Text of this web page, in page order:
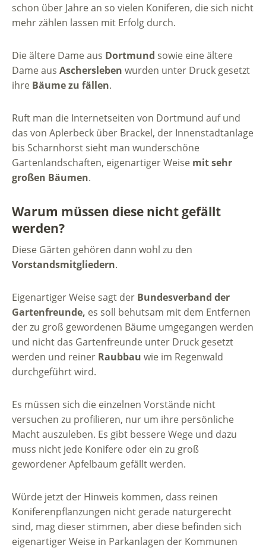
schon über Jahre an so vielen Koniferen, die sich nicht
mehr zählen lassen mit Erfolg durch.
Die ältere Dame aus Dortmund sowie eine ältere
Dame aus Aschersleben wurden unter Druck gesetzt
ihre Bäume zu fällen.
Ruft man die Internetseiten von Dortmund auf und
das von Aplerbeck über Brackel, der Innenstadtanlage
bis Scharnhorst sieht man wunderschöne
Gartenlandschaften, eigenartiger Weise mit sehr
großen Bäumen.
Warum müssen diese nicht gefällt
werden?
Diese Gärten gehören dann wohl zu den
Vorstandsmitgliedern.
Eigenartiger Weise sagt der Bundesverband der
Gartenfreunde, es soll behutsam mit dem Entfernen
der zu groß gewordenen Bäume umgegangen werden
und nicht das Gartenfreunde unter Druck gesetzt
werden und reiner Raubbau wie im Regenwald
durchgeführt wird.
Es müssen sich die einzelnen Vorstände nicht
versuchen zu profilieren, nur um ihre persönliche
Macht auszuleben. Es gibt bessere Wege und dazu
muss nicht jede Konifere oder ein zu groß
gewordener Apfelbaum gefällt werden.
Würde jetzt der Hinweis kommen, dass reinen
Koniferenpflanzungen nicht gerade naturgerecht
sind, mag dieser stimmen, aber diese befinden sich
eigenartiger Weise in Parkanlagen der Kommunen